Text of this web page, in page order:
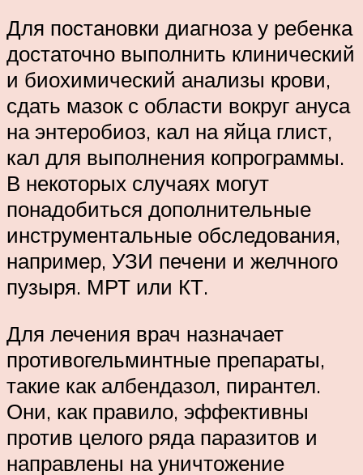
Для постановки диагноза у ребенка
достаточно выполнить клинический
и биохимический анализы крови,
сдать мазок с области вокруг ануса
на энтеробиоз, кал на яйца глист,
кал для выполнения копрограммы.
В некоторых случаях могут
понадобиться дополнительные
инструментальные обследования,
например, УЗИ печени и желчного
пузыря. МРТ или КТ.
Для лечения врач назначает
противогельминтные препараты,
такие как албендазол, пирантел.
Они, как правило, эффективны
против целого ряда паразитов и
направлены на уничтожение